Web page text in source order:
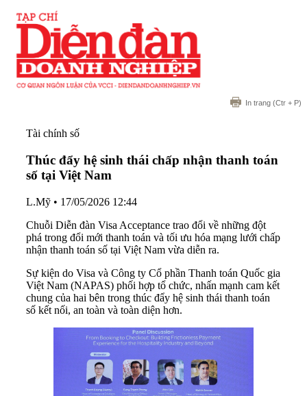
In trang (Ctr + P)
Tài chính số
Thúc đẩy hệ sinh thái chấp nhận thanh toán
số tại Việt Nam
L.Mỹ • 17/05/2026 12:44
Chuỗi Diễn đàn Visa Acceptance trao đổi về những đột
phá trong đổi mới thanh toán và tối ưu hóa mạng lưới chấp
nhận thanh toán số tại Việt Nam vừa diễn ra.
Sự kiện do Visa và Công ty Cổ phần Thanh toán Quốc gia
Việt Nam (NAPAS) phối hợp tổ chức, nhấn mạnh cam kết
chung của hai bên trong thúc đẩy hệ sinh thái thanh toán
số kết nối, an toàn và toàn diện hơn.